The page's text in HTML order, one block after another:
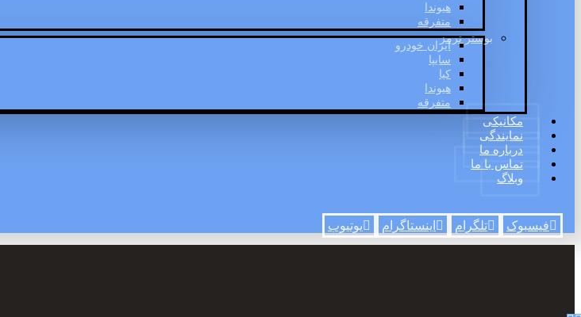
هیوندا
متفرقه
بوستر ترمز
ایران خودرو
سایپا
کیا
هیوندا
متفرقه
مکانیکی
نمایندگی
درباره ما
تماس با ما
وبلاگ
فیسبوک تلگرام اینستاگرام یوتیوب